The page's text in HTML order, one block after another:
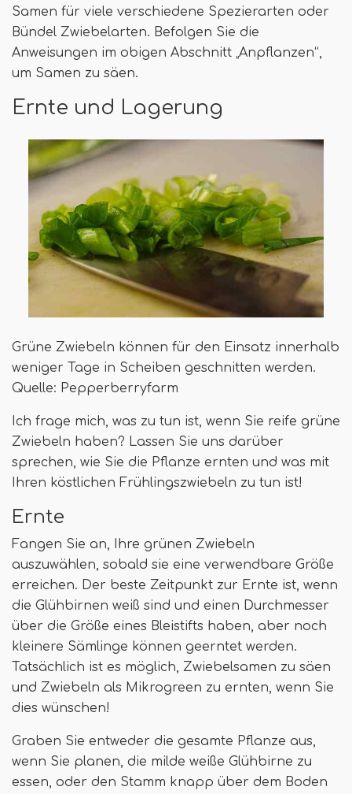
Samen für viele verschiedene Spezierarten oder
Bündel Zwiebelarten. Befolgen Sie die
Anweisungen im obigen Abschnitt „Anpflanzen“,
um Samen zu säen.
Ernte und Lagerung
Grüne Zwiebeln können für den Einsatz innerhalb
weniger Tage in Scheiben geschnitten werden.
Quelle: Pepperberryfarm
Ich frage mich, was zu tun ist, wenn Sie reife grüne
Zwiebeln haben? Lassen Sie uns darüber
sprechen, wie Sie die Pflanze ernten und was mit
Ihren köstlichen Frühlingszwiebeln zu tun ist!
Ernte
Fangen Sie an, Ihre grünen Zwiebeln
auszuwählen, sobald sie eine verwendbare Größe
erreichen. Der beste Zeitpunkt zur Ernte ist, wenn
die Glühbirnen weiß sind und einen Durchmesser
über die Größe eines Bleistifts haben, aber noch
kleinere Sämlinge können geerntet werden.
Tatsächlich ist es möglich, Zwiebelsamen zu säen
und Zwiebeln als Mikrogreen zu ernten, wenn Sie
dies wünschen!
Graben Sie entweder die gesamte Pflanze aus,
wenn Sie planen, die milde weiße Glühbirne zu
essen, oder den Stamm knapp über dem Boden